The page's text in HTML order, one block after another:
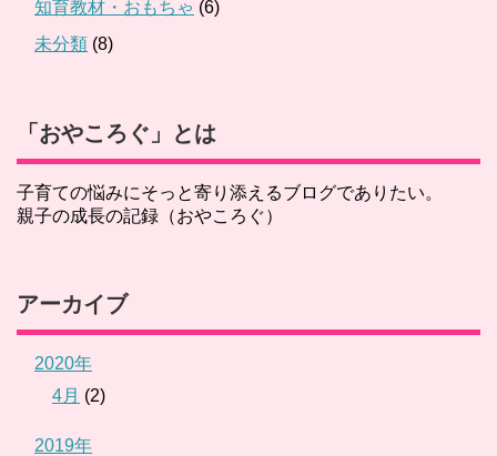
知育教材・おもちゃ (6)
未分類 (8)
「おやころぐ」とは
子育ての悩みにそっと寄り添えるブログでありたい。
親子の成長の記録（おやころぐ）
アーカイブ
2020年
4月 (2)
2019年